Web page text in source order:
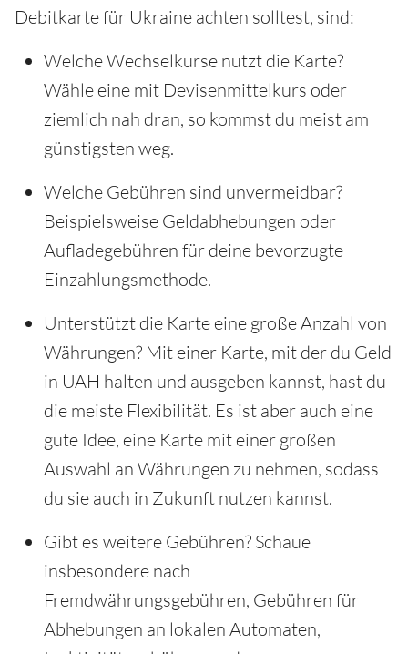
Debitkarte für Ukraine achten solltest, sind:
Welche Wechselkurse nutzt die Karte?
Wähle eine mit Devisenmittelkurs oder
ziemlich nah dran, so kommst du meist am
günstigsten weg.
Welche Gebühren sind unvermeidbar?
Beispielsweise Geldabhebungen oder
Aufladegebühren für deine bevorzugte
Einzahlungsmethode.
Unterstützt die Karte eine große Anzahl von
Währungen? Mit einer Karte, mit der du Geld
in UAH halten und ausgeben kannst, hast du
die meiste Flexibilität. Es ist aber auch eine
gute Idee, eine Karte mit einer großen
Auswahl an Währungen zu nehmen, sodass
du sie auch in Zukunft nutzen kannst.
Gibt es weitere Gebühren? Schaue
insbesondere nach
Fremdwährungsgebühren, Gebühren für
Abhebungen an lokalen Automaten,